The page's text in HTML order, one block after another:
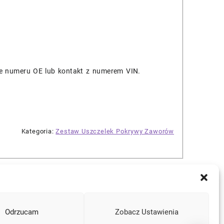
Odrzucam Zobacz Ustawienia
OE lub kontakt z numerem VIN.
Kategoria:Zestaw Uszczelek Pokrywy Zaworów
Instagram
Facebook
YouTube
Mail